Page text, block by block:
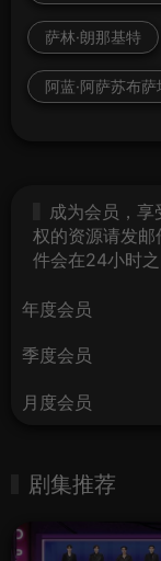
萨林·朗那基特
阿蓝·阿萨苏布萨
成为会员，享
权的资源请发
件会在24小时之
年度会员
季度会员
月度会员
剧集推荐